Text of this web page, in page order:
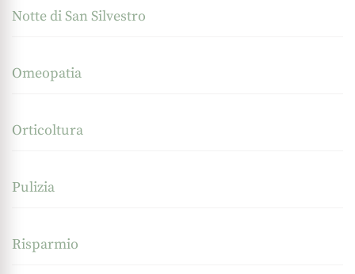
Notte di San Silvestro
Omeopatia
Orticoltura
Pulizia
Risparmio